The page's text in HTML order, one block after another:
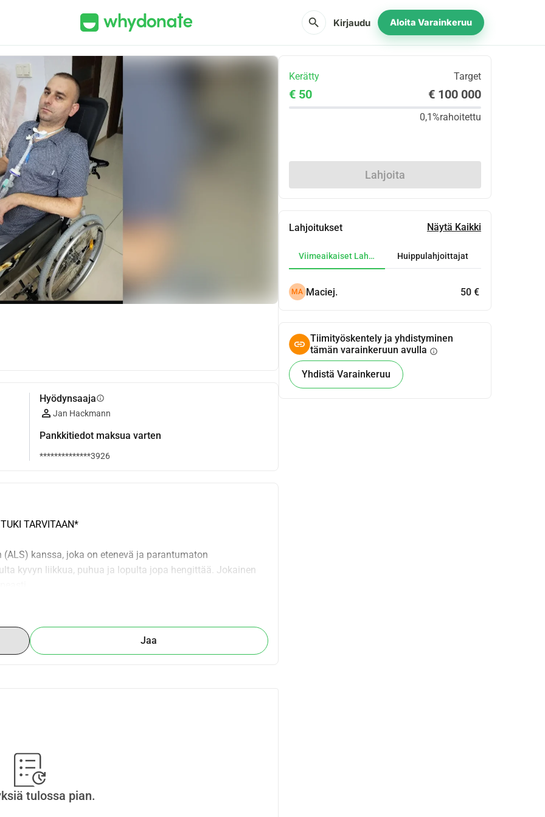
search Kirjaudu Aloita Varainkeruu
Hyödynsaajainfo
Jan Hackmann
Pankkitiedot maksua varten
**************3926
TARVITAAN*
kanssa, joka on etenevä ja parantumaton
kyvyn liikkua, puhua ja lopulta jopa hengittää. Jokainen
tällä hetkellä työttömiä, ja hoito-, laite- ja päivittäiset
suojaamaan päätäni ja pitämään minut turvallisesti
imusuonten virtausta ja minimoiden jatkuvaa
Jaa
tulossa pian.
Kerätty Target
€ 50 € 100 000
0,1%rahoitettu
Lahjoita
Lahjoitukset Näytä Kaikki
Viimeaikaiset LahjoituksetHuippulahjoittajat
MA Maciej. 50 €
Tiimityöskentely ja yhdistyminen
tämän varainkeruun avulla info
Yhdistä Varainkeruu